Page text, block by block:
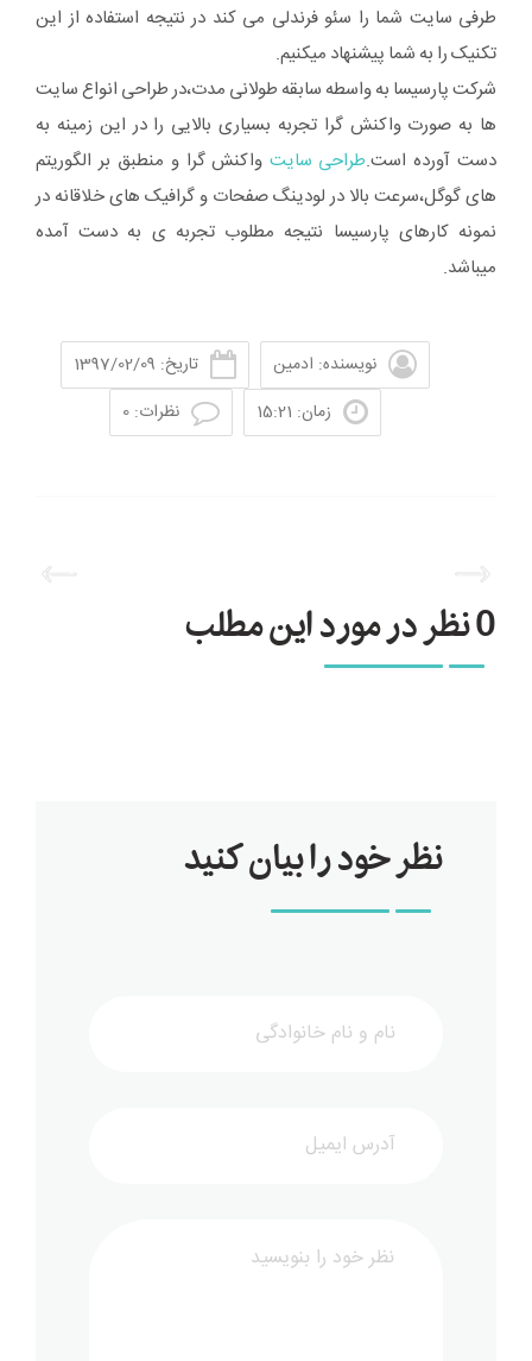
طرفی سایت شما را سئو فرندلی می کند در نتیجه استفاده از این
تکنیک را به شما پیشنهاد میکنیم.
شرکت پارسیسا به واسطه سابقه طولانی مدت،در طراحی انواع سایت
ها به صورت واکنش گرا تجربه بسیاری بالایی را در این زمینه به
دست آورده است.طراحی سایتواکنش گرا و منطبق بر الگوریتم
های گوگل،سرعت بالا در لودینگ صفحات و گرافیک های خلاقانه در
نمونه کارهای پارسیسا نتیجه مطلوب تجربه ی به دست آمده
میباشد.
نویسنده: ادمین
تاریخ: 1397/02/09
زمان: 15:21
نظرات: 0
0 نظر در مورد این مطلب
نظر خود را بیان کنید